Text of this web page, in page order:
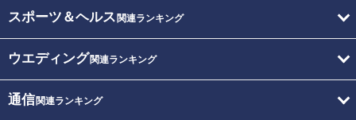
スポーツ＆ヘルス 関連ランキング
ウエディング関連ランキング
通信関連ランキング